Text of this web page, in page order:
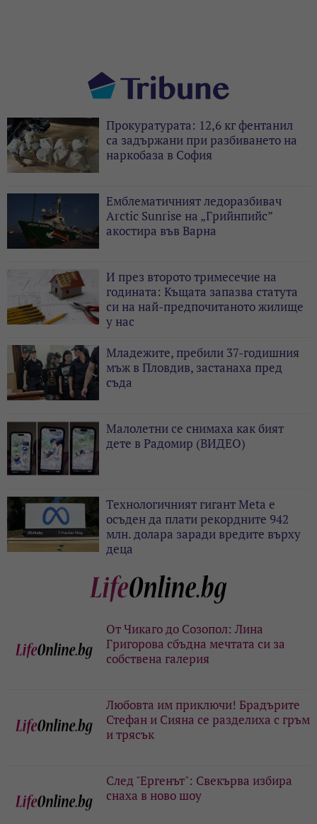
Прокуратурата: 12,6 кг фентанил
са задържани при разбиването на
наркобаза в София
Емблематичният ледоразбивач
Arctic Sunrise на „Грийнпийс”
акостира във Варна
И през второто тримесечие на
годината: Къщата запазва статута
си на най-предпочитаното жилище
у нас
Младежите, пребили 37-годишния
мъж в Пловдив, застанаха пред
съда
Малолетни се снимаха как бият
дете в Радомир (ВИДЕО)
Технологичният гигант Meta е
осъден да плати рекордните 942
млн. долара заради вредите върху
деца
От Чикаго до Созопол: Лина
Григорова сбъдна мечтата си за
собствена галерия
Любовта им приключи! Брадърите
Стефан и Сияна се разделиха с гръм
и трясък
След "Ергенът": Свекърва избира
снаха в ново шоу